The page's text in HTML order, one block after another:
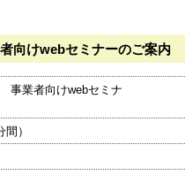
向けwebセミナーのご案内
事業者向けwebセミナ
）